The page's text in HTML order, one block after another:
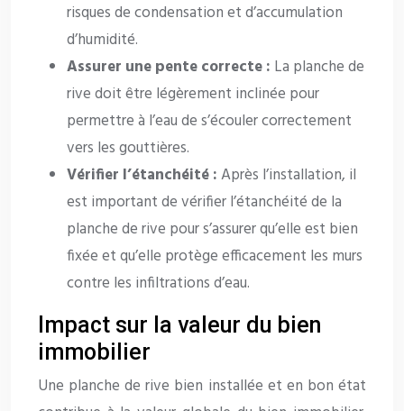
risques de condensation et d’accumulation
d’humidité.
Assurer une pente correcte : La planche de
rive doit être légèrement inclinée pour
permettre à l’eau de s’écouler correctement
vers les gouttières.
Vérifier l’étanchéité :Après l’installation, il
est important de vérifier l’étanchéité de la
planche de rive pour s’assurer qu’elle est bien
fixée et qu’elle protège efficacement les murs
contre les infiltrations d’eau.
Impact sur la valeur du bien
immobilier
Une planche de rive bien installée et en bon état